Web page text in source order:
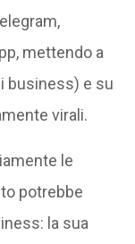
mettendo a
business) e su
virali.
le
potrebbe
la sua